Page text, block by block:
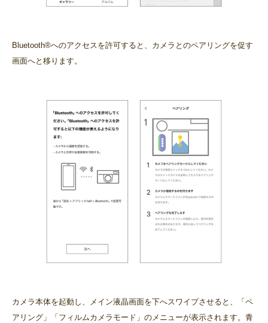
Bluetooth®へのアクセスを許可すると、カメラとのペアリングを促す
画面へと移ります。
カメラ本体を起動し、メイン液晶画面を下へスワイプさせると、「ペ
アリング」「フィルムカメラモード」のメニューが表示されます。青